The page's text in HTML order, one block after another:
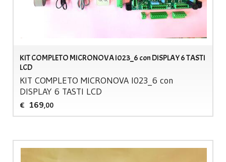
KIT COMPLETO MICRONOVA I023_6 con DISPLAY 6 TASTI
LCD
KIT COMPLETO MICRONOVAI023_6 con
DISPLAY6 TASTI LCD
€ 169,00